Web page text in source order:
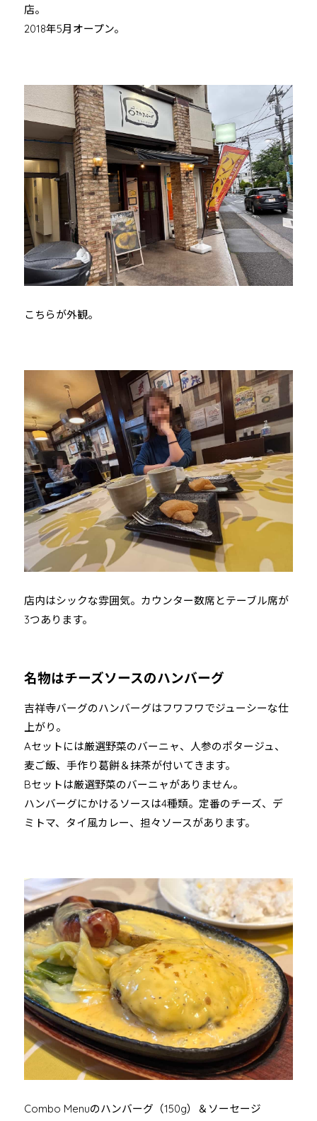
店。
2018年5月オープン。
こちらが外観。
店内はシックな雰囲気。カウンター数席とテーブル席が
3つあります。
名物はチーズソースのハンバーグ
吉祥寺バーグのハンバーグはフワフワでジューシーな仕
上がり。
Aセットには厳選野菜のバーニャ、人参のポタージュ、
麦ご飯、手作り葛餅＆抹茶が付いてきます。
Bセットは厳選野菜のバーニャがありません。
ハンバーグにかけるソースは4種類。定番のチーズ、デ
ミトマ、タイ風カレー、担々ソースがあります。
Combo Menuのハンバーグ（150g）＆ソーセージ